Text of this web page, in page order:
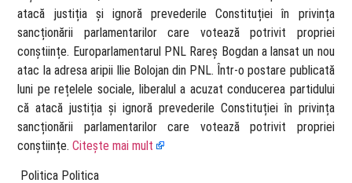
atacă justiția și ignoră prevederile Constituției în privința
sancționării parlamentarilor care votează potrivit propriei
conștiințe. Europarlamentarul PNL Rareș Bogdan a lansat un nou
atac la adresa aripii Ilie Bolojan din PNL. Într-o postare publicată
luni pe rețelele sociale, liberalul a acuzat conducerea partidului
că atacă justiția și ignoră prevederile Constituției în privința
sancționării parlamentarilor care votează potrivit propriei
conștiințe.Citește mai mult
​ Politica Politica